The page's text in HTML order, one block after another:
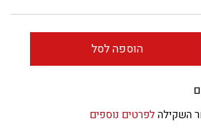
הוספה לסל
השקילהלפרטים נוספים